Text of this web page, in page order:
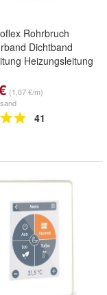
Rohrbruch
Dichtband
Heizungsleitung
(1,07 €/m)
41